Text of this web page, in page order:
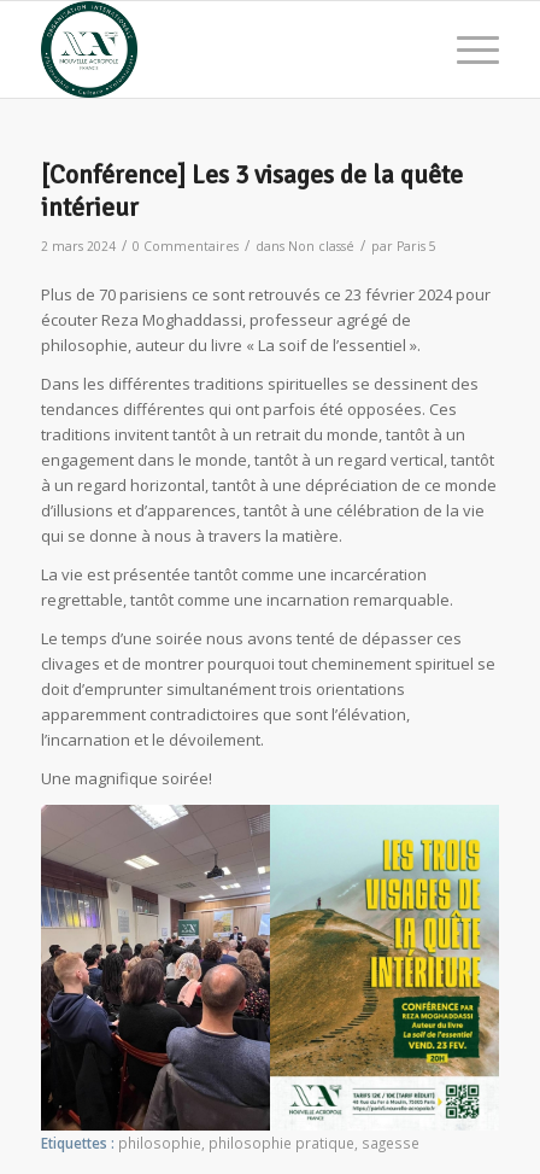
[Conférence] Les 3 visages de la quête
intérieur
2 mars 2024 / 0 Commentaires / dans Non classé / par Paris 5
Plus de 70 parisiens ce sont retrouvés ce 23 février 2024 pour
écouter Reza Moghaddassi, professeur agrégé de
philosophie, auteur du livre « La soif de l’essentiel ».
Dans les différentes traditions spirituelles se dessinent des
tendances différentes qui ont parfois été opposées. Ces
traditions invitent tantôt à un retrait du monde, tantôt à un
engagement dans le monde, tantôt à un regard vertical, tantôt
à un regard horizontal, tantôt à une dépréciation de ce monde
d’illusions et d’apparences, tantôt à une célébration de la vie
qui se donne à nous à travers la matière.
La vie est présentée tantôt comme une incarcération
regrettable, tantôt comme une incarnation remarquable.
Le temps d’une soirée nous avons tenté de dépasser ces
clivages et de montrer pourquoi tout cheminement spirituel se
doit d’emprunter simultanément trois orientations
apparemment contradictoires que sont l’élévation,
l’incarnation et le dévoilement.
Une magnifique soirée!
Etiquettes : philosophie philosophie pratique sagesse